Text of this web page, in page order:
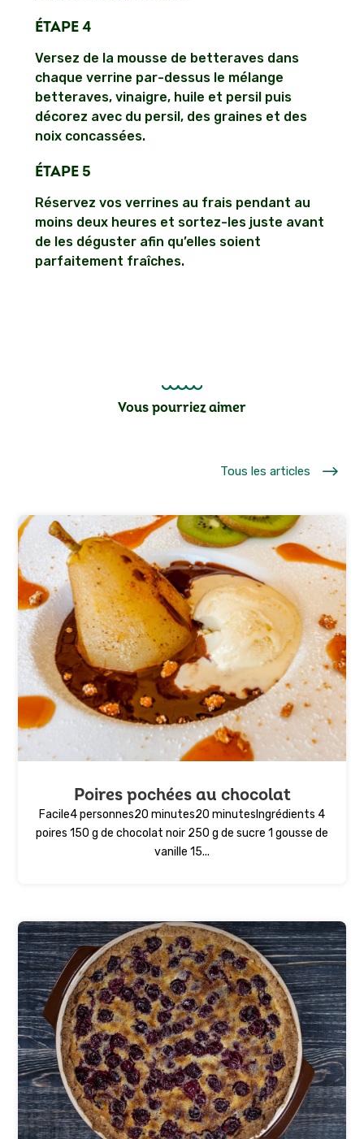
ÉTAPE 4
Versez de la mousse de betteraves dans
chaque verrine par-dessus le mélange
betteraves, vinaigre, huile et persil puis
décorez avec du persil, des graines et des
noix concassées.
ÉTAPE 5
Réservez vos verrines au frais pendant au
moins deux heures et sortez-les juste avant
de les déguster afin qu’elles soient
parfaitement fraîches.
Vous pourriez aimer
$
Tous les articles
Poires pochées au chocolat
Facile4 personnes20 minutes20 minutesIngrédients 4
poires 150 g de chocolat noir 250 g de sucre 1 gousse de
vanille 15...